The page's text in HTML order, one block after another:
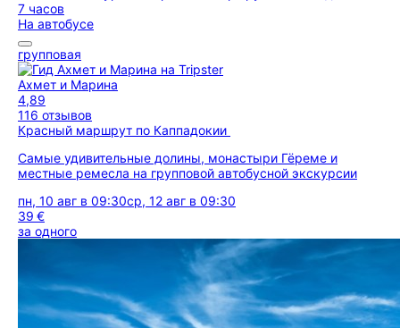
7 часов
На автобусе
групповая
Ахмет и Марина
4,89
116 отзывов
Красный маршрут по Каппадокии
Самые удивительные долины, монастыри Гёреме и
местные ремесла на групповой автобусной экскурсии
пн, 10 авг в 09:30ср, 12 авг в 09:30
39 €
за одного